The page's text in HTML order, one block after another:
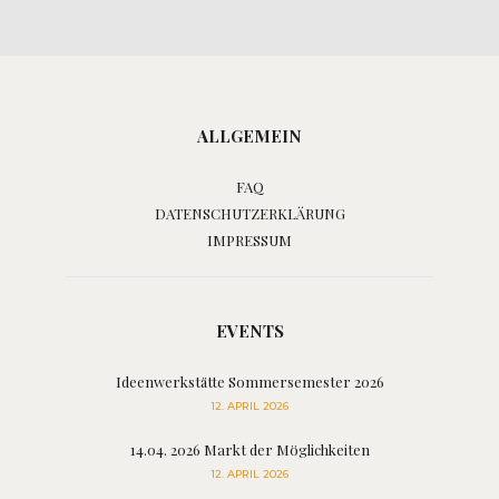
ALLGEMEIN
FAQ
DATENSCHUTZERKLÄRUNG
IMPRESSUM
EVENTS
Ideenwerkstätte Sommersemester 2026
12. APRIL 2026
14.04. 2026 Markt der Möglichkeiten
12. APRIL 2026